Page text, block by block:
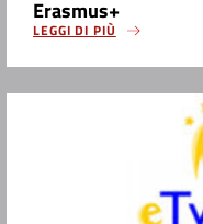
Erasmus+
LEGGI DI PIÙ